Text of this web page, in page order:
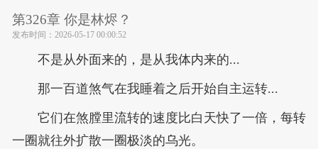
第326章 你是林烬？
发布时间： 2026-05-17 00:00:52
不是从外面来的，是从我体内来的...
那一百道煞气在我睡着之后开始自主运转...
它们在煞膛里流转的速度比白天快了一倍，每转
一圈就往外扩散一圈极淡的乌光。